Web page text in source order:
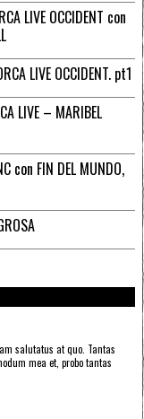
LIVE OCCIDENT con
LIVE OCCIDENT. pt1
LIVE – MARIBEL
con FIN DEL MUNDO,
salutatus at quo. Tantas
mea et, probo tantas